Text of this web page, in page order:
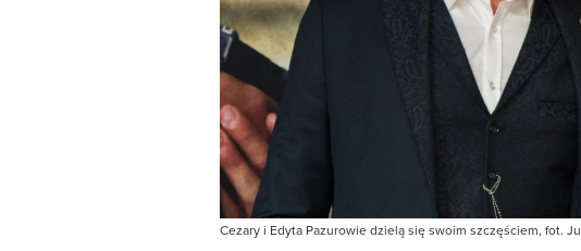
Cezary i Edyta Pazurowie dzielą się swoim szczęściem, fot.